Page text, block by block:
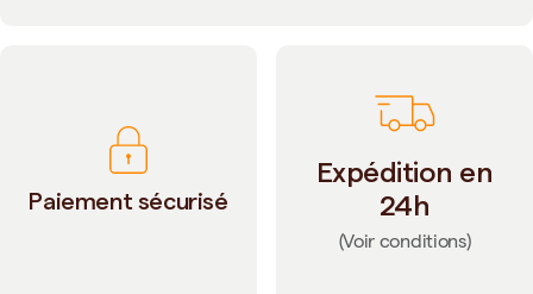
Paiement sécurisé
Expédition en
24h
(Voir conditions)